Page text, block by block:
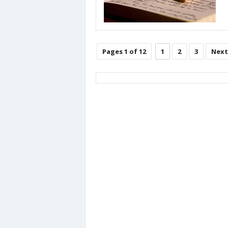
Pages 1 of 12 1 2 3 Next